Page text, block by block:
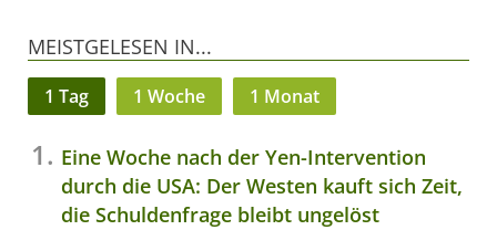
MEISTGELESEN IN...
1 Tag 1 Woche 1 Monat
Eine Woche nach der Yen-Intervention
durch die USA: Der Westen kauft sich Zeit,
die Schuldenfrage bleibt ungelöst